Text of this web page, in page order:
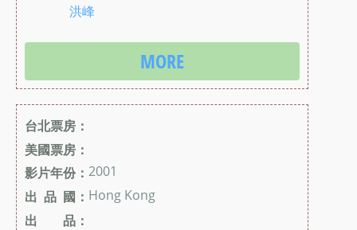
洪峰
MORE
台北票房：
美國票房：
影片年份： 2001
出 品 國： Hong Kong
出 品：